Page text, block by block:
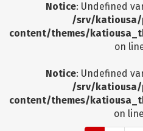
Notice: Undefined
/srv/
content/themes/
on
Notice: Undefined
/srv/
content/themes/
on line